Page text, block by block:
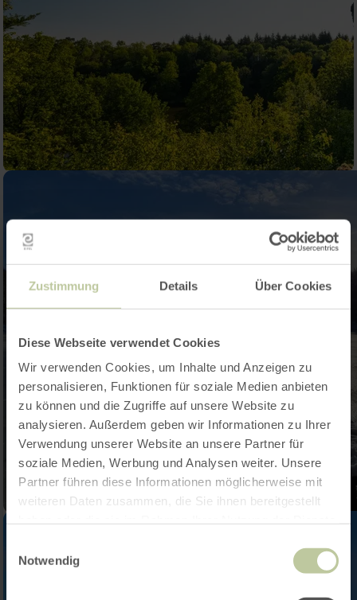
Zustimmung Details Über Cookies
Diese Webseite verwendet Cookies
Wir verwenden Cookies, um Inhalte und Anzeigen zu
personalisieren, Funktionen für soziale Medien anbieten
zu können und die Zugriffe auf unsere Website zu
analysieren. Außerdem geben wir Informationen zu Ihrer
Verwendung unserer Website an unsere Partner für
soziale Medien, Werbung und Analysen weiter. Unsere
Partner führen diese Informationen möglicherweise mit
weiteren Daten zusammen, die Sie ihnen bereitgestellt
Notwendig